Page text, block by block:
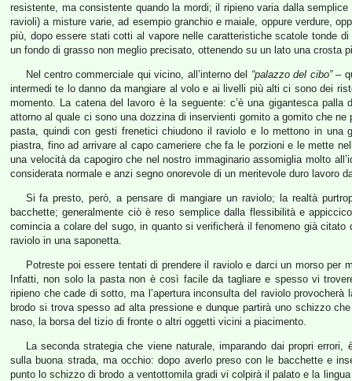
resistente, ma consistente quando la mordi; il ripieno varia dalla
ravioli) a misture varie, ad esempio granchio e maiale, oppure verdure,
più, dopo essere stati cotti al vapore nelle caratteristiche scatole tonde
un fondo di grasso non meglio precisato, ottenendo su un lato una crosta
Nel centro commerciale qui vicino, all’interno del “palazzo del cibo”–
intermedi te lo danno da mangiare al volo e ai livelli più alti ci sono dei
momento. La catena del lavoro è la seguente: c’è una gigantesca
attorno al quale ci sono una dozzina di inservienti gomito a gomito che
pasta, quindi con gesti frenetici chiudono il raviolo e lo mettono in una
piastra, fino ad arrivare al capo cameriere che fa le porzioni e le mette
una velocità da capogiro che nel nostro immaginario assomiglia molto
considerata normale e anzi segno onorevole di un meritevole duro lavoro
Si fa presto, però, a pensare di mangiare un raviolo; la realtà
bacchette; generalmente ciò è reso semplice dalla flessibilità e
comincia a colare del sugo, in quanto si verificherà il fenomeno già citato
raviolo in una saponetta.
Potreste poi essere tentati di prendere il raviolo e darci un morso per
Infatti, non solo la pasta non è così facile da tagliare e spesso vi
ripieno che cade di sotto, ma l’apertura inconsulta del raviolo
brodo si trova spesso ad alta pressione e dunque partirà uno schizzo
naso, la borsa del tizio di fronte o altri oggetti vicini a piacimento.
La seconda strategia che viene naturale, imparando dai propri
sulla buona strada, ma occhio: dopo averlo preso con le bacchette e
punto lo schizzo di brodo a ventottomila gradi vi colpirà il palato e la